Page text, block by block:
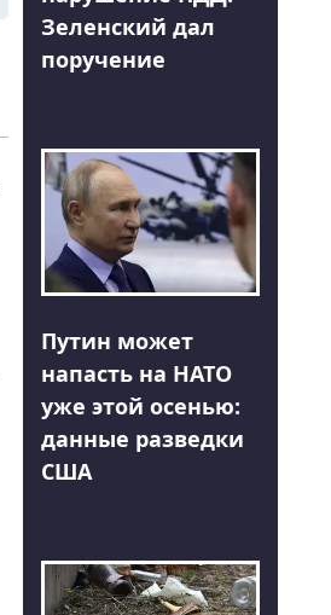
Зеленский дал
поручение
Путин может
напасть на НАТО
уже этой осенью:
данные разведки
США